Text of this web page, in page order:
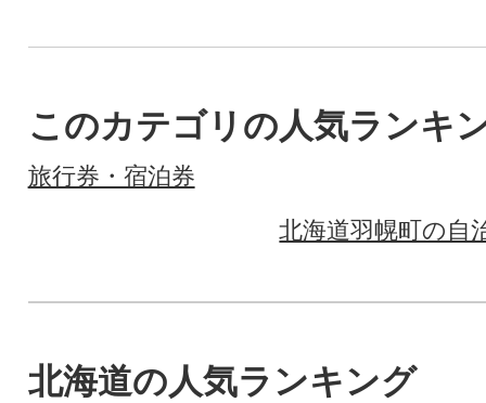
このカテゴリの人気ランキ
旅行券・宿泊券
北海道羽幌町の自
北海道の人気ランキング